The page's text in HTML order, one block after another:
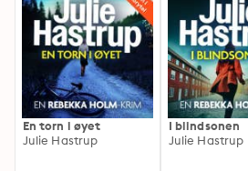
En torn i øyet
Julie Hastrup
I blindsonen
Julie Hastrup